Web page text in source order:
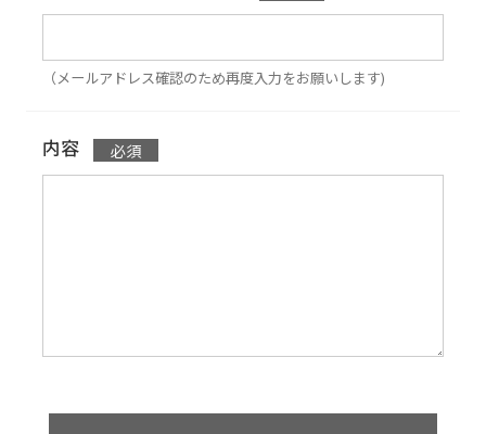
（メールアドレス確認のため再度入力をお願いします)
内容